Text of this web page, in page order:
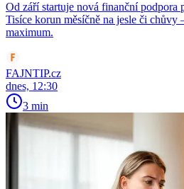
Od září startuje nová finanční podpora
Tisíce korun měsíčně na jesle či chůvy
maximum.
FAJNTIP.cz
dnes, 12:30
3 min